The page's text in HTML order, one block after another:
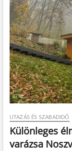
UTAZÁS ÉS SZABADIDŐ
Különleges
varázsa